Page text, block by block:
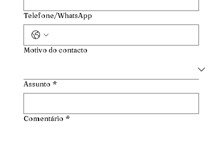
Telefone/WhatsApp
Motivo do contacto
Assunto *
Comentário *